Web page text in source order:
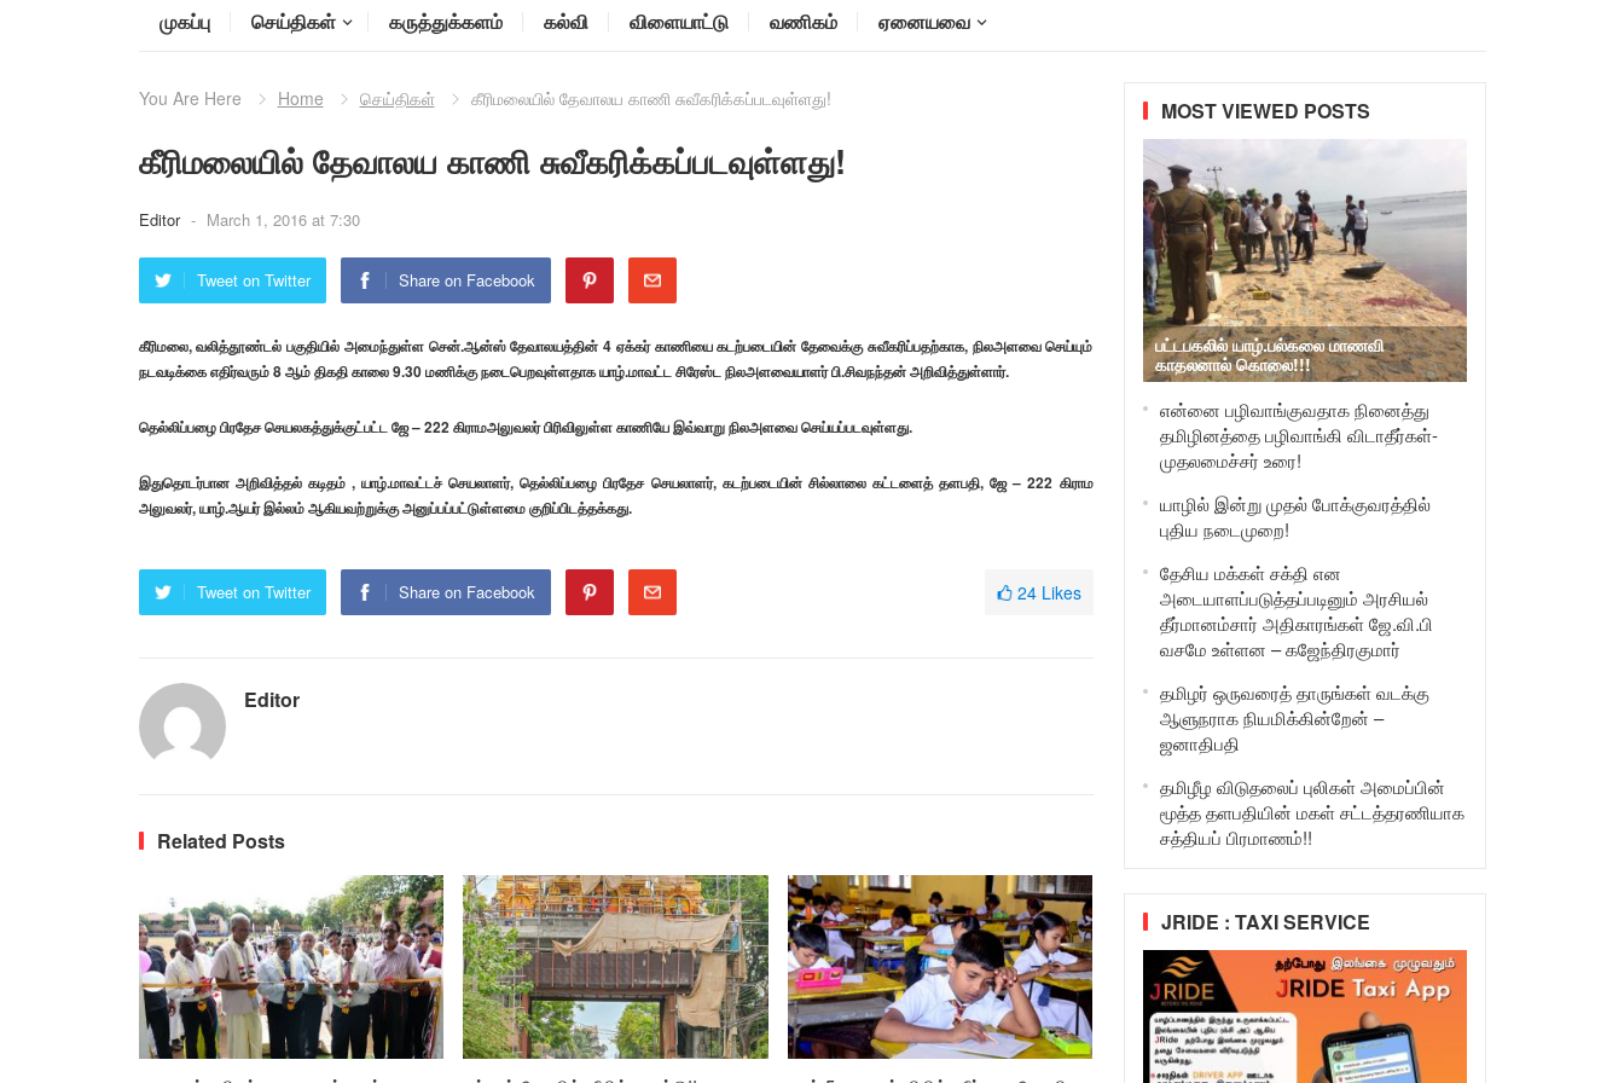
முகப்பு செய்திகள் கருத்துக்களம் கல்வி விளையாட்டு வணிகம் ஏனையவை
You Are Here Home செய்திகள் கீரிமலையில் தேவாலய காணி சுவீகரிக்கப்படவுள்ளது!
கீரிமலையில் தேவாலய காணி சுவீகரிக்கப்படவுள்ளது!
Editor - March 1, 2016 at 7:30
Tweet on Twitter Share on Facebook
கீரிமலை, வலித்தூண்டல் பகுதியில் அமைந்துள்ள சென்.ஆன்ஸ் தேவாலயத்தின் 4 ஏக்கர் காணியை கடற்படையின் தேவைக்கு சுவீகரிப்பதற்காக, நிலஅளவை செய்யும்
நடவடிக்கை எதிர்வரும் 8 ஆம் திகதி காலை 9.30 மணிக்கு நடைபெறவுள்ளதாக யாழ்.மாவட்ட சிரேஸ்ட நிலஅளவையாளர் பி.சிவநந்தன் அறிவித்துள்ளார்.
தெல்லிப்பழை பிரதேச செயலகத்துக்குட்பட்ட ஜே – 222 கிராமஅலுவலர் பிரிவிலுள்ள காணியே இவ்வாறு நிலஅளவை செய்யப்படவுள்ளது.
இதுதொடர்பான அறிவித்தல் கடிதம் , யாழ்.மாவட்டச் செயலாளர், தெல்லிப்பழை பிரதேச செயலாளர், கடற்படையின் சில்லாலை கட்டளைத் தளபதி, ஜே – 222 கிராம
அலுவலர், யாழ்.ஆயர் இல்லம் ஆகியவற்றுக்கு அனுப்பப்பட்டுள்ளமை குறிப்பிடத்தக்கது.
Tweet on Twitter Share on Facebook 24 Likes
Editor
Related Posts
MOST VIEWED POSTS
பட்டபகலில் யாழ்.பல்கலை மாணவி
காதலனால் கொலை!!!
என்னை பழிவாங்குவதாக நினைத்து
தமிழினத்தை பழிவாங்கி விடாதீர்கள்-
முதலமைச்சர் உரை!
யாழில் இன்று முதல் போக்குவரத்தில்
புதிய நடைமுறை!
தேசிய மக்கள் சக்தி என
அடையாளப்படுத்தப்படினும் அரசியல்
தீர்மானம்சார் அதிகாரங்கள் ஜே.வி.பி
வசமே உள்ளன – கஜேந்திரகுமார்
தமிழர் ஒருவரைத் தாருங்கள் வடக்கு
ஆளுநராக நியமிக்கின்றேன் –
ஜனாதிபதி
தமிழீழ விடுதலைப் புலிகள் அமைப்பின்
மூத்த தளபதியின் மகள் சட்டத்தரணியாக
சத்தியப் பிரமாணம்!!
JRIDE : TAXI SERVICE